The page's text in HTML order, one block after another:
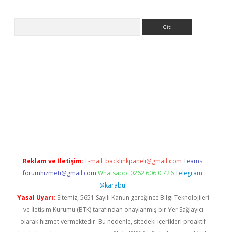
Reklam ve İletişim: E-mail: backlinkpaneli@gmail.com Teams:
forumhizmeti@gmail.com Whatsapp: 0262 606 0 726 Telegram:
@karabul
Yasal Uyarı: Sitemiz, 5651 Sayılı Kanun gereğince Bilgi Teknolojileri
ve İletişim Kurumu (BTK) tarafından onaylanmış bir Yer Sağlayıcı
olarak hizmet vermektedir. Bu nedenle, sitedeki içerikleri proaktif